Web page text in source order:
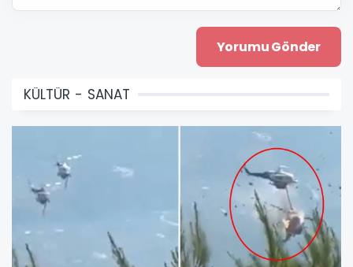
KÜLTÜR - SANAT